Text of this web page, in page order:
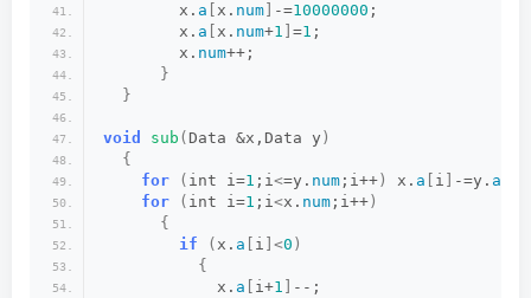
        x.
a x. num -=10000000 ;
        x.
a x. num+1 =1 ;
        x.
num++;
}
}
void sub ( Data &x,Data y )
{
for
( int i=1 ;i<=y. num ;i++ ) x. a i -=y. a
for
( int i=1 ;i<x. num ;i++ )
{
if
( x. a i ]<0 )
{
            x.
a i+1
--;